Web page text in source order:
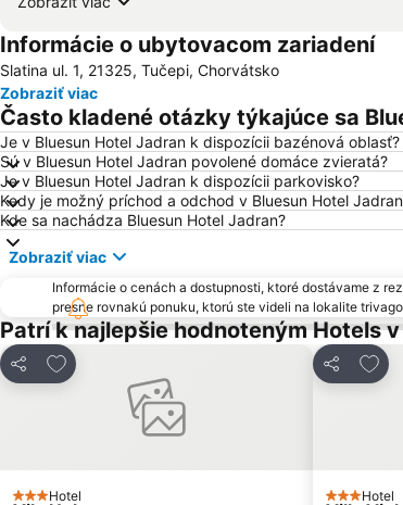
Informácie o ubytovacom zariadení
Slatina ul. 1, 21325, Tučepi, Chorvátsko
Zobraziť viac
Často kladené otázky týkajúce sa
Je v Bluesun Hotel Jadran k dispozícii bazénová oblasť?
Sú v Bluesun Hotel Jadran povolené domáce zvieratá?
Je v Bluesun Hotel Jadran k dispozícii parkovisko?
Kedy je možný príchod a odchod v Bluesun Hotel
Kde sa nachádza Bluesun Hotel Jadran?
Zobraziť viac
Informácie o cenách a dostupnosti, ktoré dostávame z
presne rovnakú ponuku, ktorú ste videli na lokalite
Patrí k najlepšie hodnoteným Hotels
Zdieľať
Pridať do obľúbených
Hotel
Zdieľať
Hotel